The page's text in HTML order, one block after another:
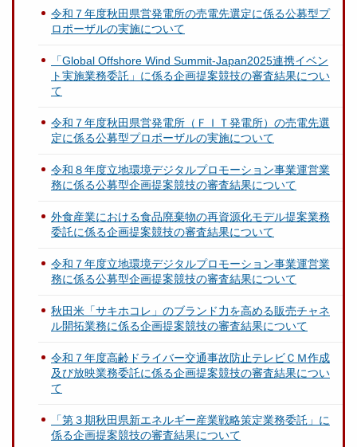
令和７年度秋田県営発電所の売電先選定に係る公募型プ
ロポーザルの実施について
「Global Offshore Wind Summit-Japan2025連携イベン
ト実施業務委託」に係る企画提案競技の審査結果につい
て
令和７年度秋田県営発電所（ＦＩＴ発電所）の売電先選
定に係る公募型プロポーザルの実施について
令和８年度立地環境デジタルプロモーション事業運営業
務に係る公募型企画提案競技の審査結果について
外食産業における食品廃棄物の再資源化モデル提案業務
委託に係る企画提案競技の審査結果について
令和７年度立地環境デジタルプロモーション事業運営業
務に係る公募型企画提案競技の審査結果について
秋田米「サキホコレ」のブランド力を高める販売チャネ
ル開拓業務に係る企画提案競技の審査結果について
令和７年度高齢ドライバー交通事故防止テレビＣＭ作成
及び放映業務委託に係る企画提案競技の審査結果につい
て
「第３期秋田県新エネルギー産業戦略策定業務委託」に
係る企画提案競技の審査結果について